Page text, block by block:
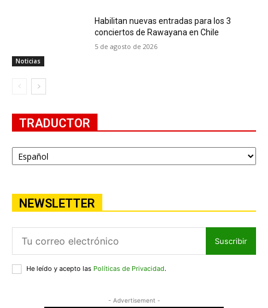
Noticias
Habilitan nuevas entradas para los 3
conciertos de Rawayana en Chile
5 de agosto de 2026
TRADUCTOR
NEWSLETTER
Suscribir
He leído y acepto las Políticas de Privacidad.
- Advertisement -